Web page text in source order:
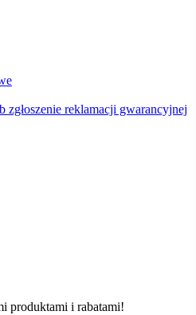
zgłoszenie reklamacji gwarancyjnej
produktami i rabatami!